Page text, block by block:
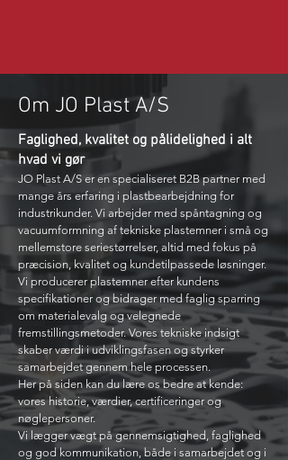
Om JO Plast A/S
Faglighed, kvalitet og pålidelighed i alt
hvad vi gør
JO Plast A/S er en specialiseret B2B partner med
mange års erfaring i plastbearbejdning for
industrikunder. Vi arbejder med spåntagning og
vacuumformning af tekniske plastemner i små og
mellemstore seriestørrelser, altid med fokus på
præcision, kvalitet og kundetilpassede løsninger.
Vi producerer plastemner efter kundens
specifikationer og bidrager med faglig sparring
om materialevalg og velegnede
fremstillingsmetoder. Vores tekniske indsigt
skaber værdi i udviklingsfasen og styrker
samarbejdet gennem hele processen.
Her på siden kan du lære os bedre at kende:
vores historie, værdier, certificeringer og
nøglepersoner.
Vi lægger vægt på gennemsigtighed, faglighed
og god kommunikation, både i samarbejdet og i